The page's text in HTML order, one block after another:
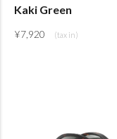
Kaki Green
¥7,920